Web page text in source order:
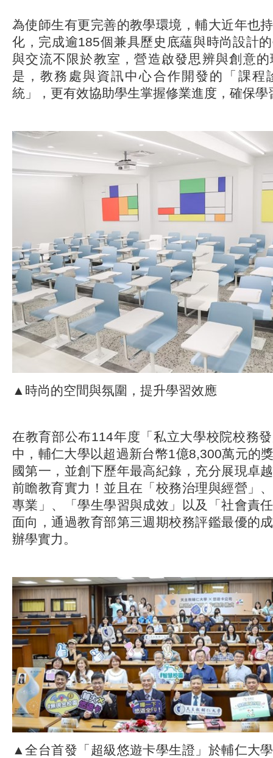
為使師生有更完善的教學環境，輔大近年也
化，完成逾185個兼具歷史底蘊與時尚設計
與交流不限於教室，營造啟發思辨與創意
是，教務處與資訊中心合作開發的「課程
統」，更有效協助學生掌握修業進度，確保學
▲時尚的空間與氛圍，提升學習效應
在教育部公布114年度「私立大學校院校務
中，輔仁大學以超過新台幣1億8,300萬元的
國第一，並創下歷年最高紀錄，充分展現卓
前瞻教育實力！並且在「校務治理與經營」
專業」、「學生學習與成效」以及「社會責
面向，通過教育部第三週期校務評鑑最優的
辦學實力。
▲全台首發「超級悠遊卡學生證」於輔仁大